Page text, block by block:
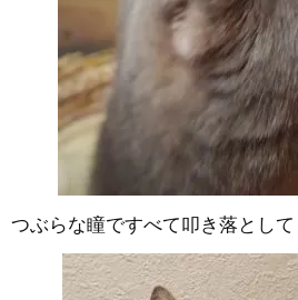
つぶらな瞳ですべて叩き落として